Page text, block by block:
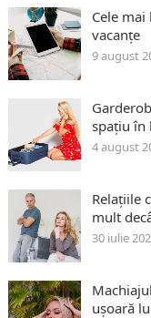
Cele
vacanțe
9 august
spațiu în
4 august
Relațiile
mult
30 iulie
ușoară